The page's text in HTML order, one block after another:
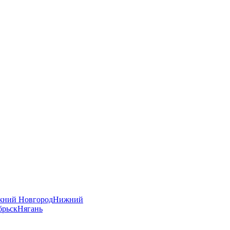
НовгородНижний
Нягань